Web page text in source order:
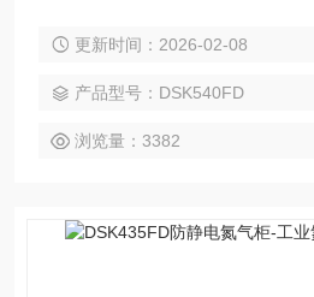
业防静电氮气柜--苏州氮气保护柜
更新时间：2026-02-08
产品型号：DSK540FD
浏览量：3382